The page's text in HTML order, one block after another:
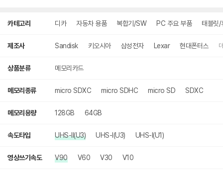
카테고리 디카 자동차 용품 복합기/SW PC 주요 부품 태블릿/
제조사 Sandisk 키오시아 삼성전자 Lexar 현대폰터스
상품분류 메모리카드
메모리종류 micro SDXC micro SDHC micro SD SDXC
메모리용량 128GB 64GB
속도타입 UHS-II(U3) UHS-I(U3) UHS-I(U1)
영상쓰기속도 V90 V60 V30 V10